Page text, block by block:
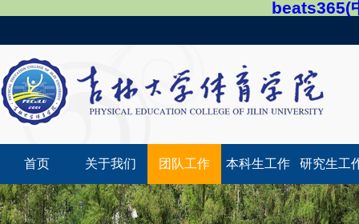
beats365(
首页 关于我们 团队工作 本科生工作 研究生工